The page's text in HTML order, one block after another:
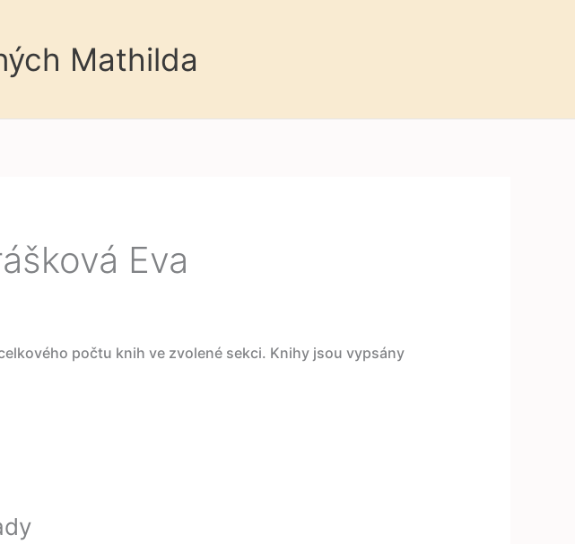
Mathilda
Eva
počtu knih ve zvolené sekci. Knihy jsou vypsány